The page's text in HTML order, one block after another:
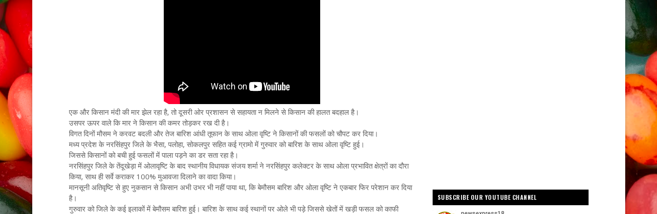
एक और किसान मंदी की मार झेल रहा है, तो दूसरी ओर प्रशासन से सहायता न मिलने से किसान की हालत बदहाल है।
उसपर ऊपर वाले कि मार ने किसान की कमर तोड़कर रख दी है।
विगत दिनों मौसम ने करवट बदली और तेज बारिश आंधी तूफान के साथ ओला वृष्टि ने किसानों की फसलों को चौपट कर दिया।
मध्य प्रदेश के नरसिंहपुर जिले के भैसा, पलोहा, सोकलपुर सहित कई ग्रामो में गुरुवार को बारिश के साथ ओला वृष्टि हुई।
जिससे किसानों को बची हुई फसलों में पाला पड़ने का डर सता रहा है।
नरसिंहपुर जिले के तेंदूखेड़ा में ओलावृष्टि के बाद स्थानीय विधायक संजय शर्मा ने नरसिंहपुर कलेक्टर के साथ ओला प्रभावित क्षेत्रों का दौरा
किया, साथ ही सर्वे कराकर 100% मुआवजा दिलाने का वादा किया।
मानसूनी अतिवृष्टि से हुए नुकसान से किसान अभी उभर भी नहीं पाया था, कि बेमौसम बारिश और ओला वृष्टि ने एकबार फिर परेशान कर दिया
है।
गुरुवार को जिले के कई इलाकों में बेमौसम बारिश हुई। बारिश के साथ कई स्थानों पर ओले भी पड़े जिससे खेतों में खड़ी फसल को काफी
SUBSCRIBE OUR YOUTUBE CHANNEL